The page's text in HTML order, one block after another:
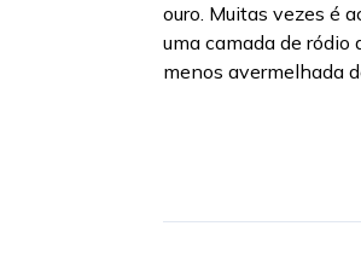
ouro. Muitas vezes é
uma camada de ródio
menos avermelhada